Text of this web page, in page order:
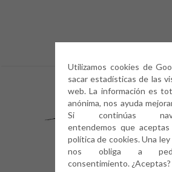
Utilizamos cookies de
sacar estadísticas de las
web. La información es
anónima, nos ayuda
Si continúas
entendemos que
política de cookies. Una ley
nos obliga a
consentimiento. ¿Aceptas?